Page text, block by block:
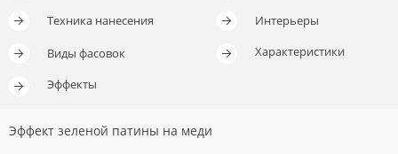
Эффект зеленой патины на меди
Техника нанесения Интерьеры
Виды фасовок Характеристики
Эффекты